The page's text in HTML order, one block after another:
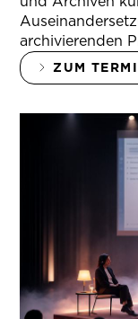
archivierenden
ZUM